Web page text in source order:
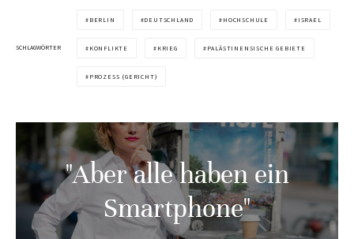
SCHLAGWÖRTER
BERLIN DEUTSCHLAND HOCHSCHULE ISRAEL
KONFLIKTE KRIEG PALÄSTINENSISCHE GEBIETE
PROZESS (GERICHT)
"Aber alle haben ein
Smartphone"